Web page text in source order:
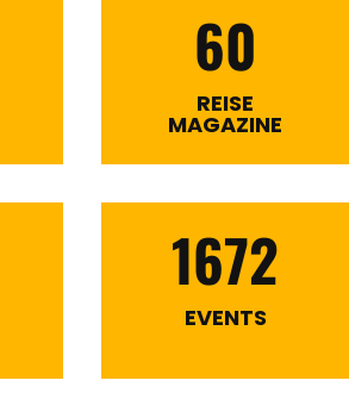
60
REISE
MAGAZINE
1672
EVENTS